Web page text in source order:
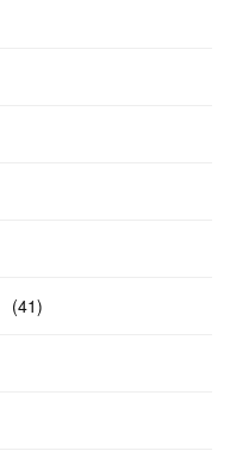
(41)